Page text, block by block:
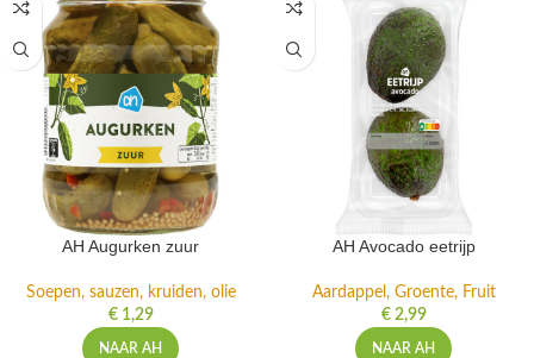
AH Augurken zuur
Soepen, sauzen, kruiden, olie
€1,29
NAAR AH
AH Avocado eetrijp
Aardappel, Groente, Fruit
€2,99
NAAR AH